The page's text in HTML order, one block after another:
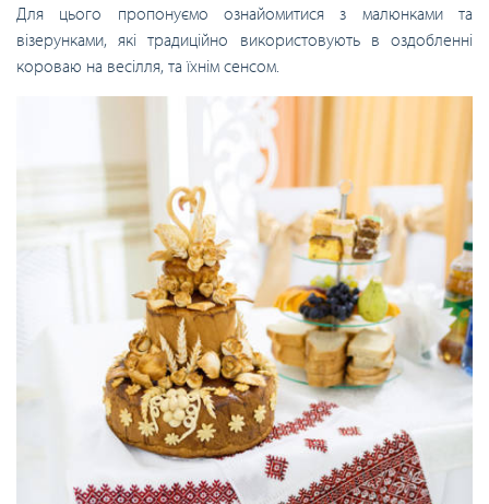
Для цього пропонуємо ознайомитися з малюнками та
візерунками, які традиційно використовують в оздобленні
короваю на весілля, та їхнім сенсом.